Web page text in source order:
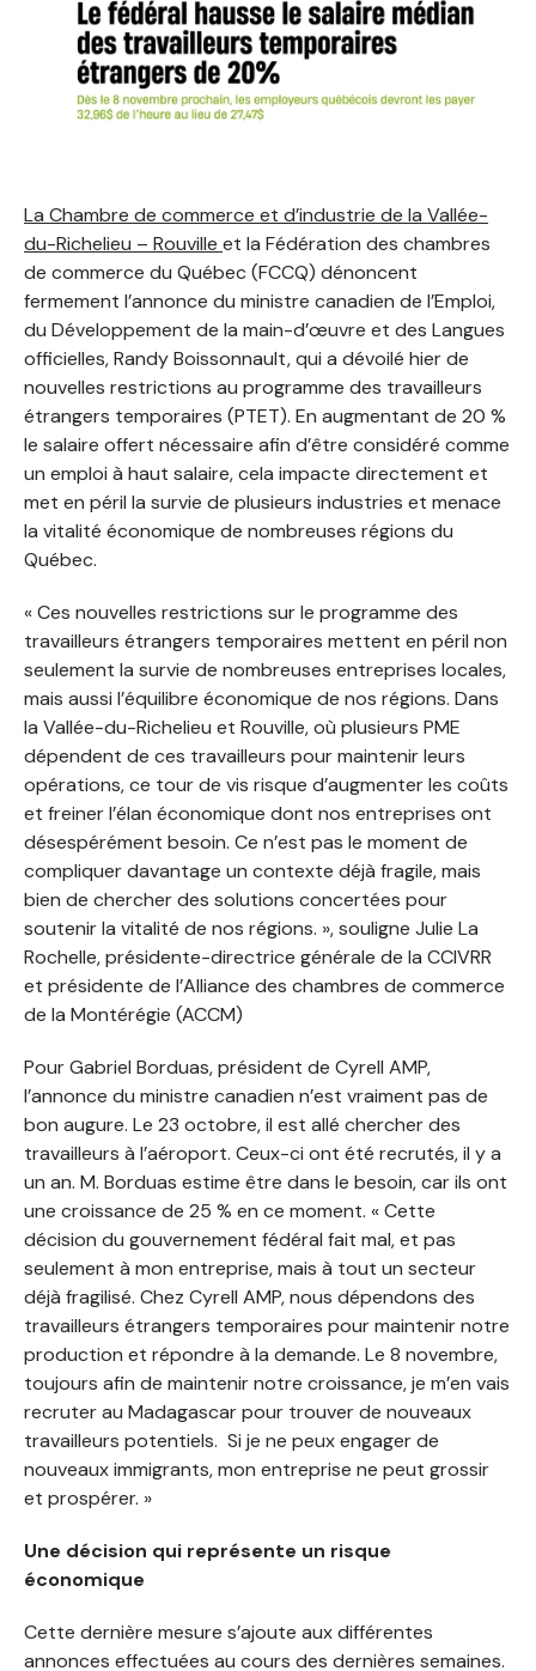
La Chambre de commerce et d’industrie de la Vallée-
du-Richelieu – Rouville et la Fédération des chambres
de commerce du Québec (FCCQ) dénoncent
fermement l’annonce du ministre canadien de l’Emploi,
du Développement de la main-d’œuvre et des Langues
officielles, Randy Boissonnault, qui a dévoilé hier de
nouvelles restrictions au programme des travailleurs
étrangers temporaires (PTET). En augmentant de 20 %
le salaire offert nécessaire afin d’être considéré comme
un emploi à haut salaire, cela impacte directement et
met en péril la survie de plusieurs industries et menace
la vitalité économique de nombreuses régions du
Québec.
« Ces nouvelles restrictions sur le programme des
travailleurs étrangers temporaires mettent en péril non
seulement la survie de nombreuses entreprises locales,
mais aussi l’équilibre économique de nos régions. Dans
la Vallée-du-Richelieu et Rouville, où plusieurs PME
dépendent de ces travailleurs pour maintenir leurs
opérations, ce tour de vis risque d’augmenter les coûts
et freiner l’élan économique dont nos entreprises ont
désespérément besoin. Ce n’est pas le moment de
compliquer davantage un contexte déjà fragile, mais
bien de chercher des solutions concertées pour
soutenir la vitalité de nos régions. », souligne Julie La
Rochelle, présidente-directrice générale de la CCIVRR
et présidente de l’Alliance des chambres de commerce
de la Montérégie (ACCM)
Pour Gabriel Borduas, président de Cyrell AMP,
l’annonce du ministre canadien n’est vraiment pas de
bon augure. Le 23 octobre, il est allé chercher des
travailleurs à l’aéroport. Ceux-ci ont été recrutés, il y a
un an. M. Borduas estime être dans le besoin, car ils ont
une croissance de 25 % en ce moment. « Cette
décision du gouvernement fédéral fait mal, et pas
seulement à mon entreprise, mais à tout un secteur
déjà fragilisé. Chez Cyrell AMP, nous dépendons des
travailleurs étrangers temporaires pour maintenir notre
production et répondre à la demande. Le 8 novembre,
toujours afin de maintenir notre croissance, je m’en vais
recruter au Madagascar pour trouver de nouveaux
travailleurs potentiels. Si je ne peux engager de
nouveaux immigrants, mon entreprise ne peut grossir
et prospérer. »
Une décision qui représente un risque
économique
Cette dernière mesure s’ajoute aux différentes
annonces effectuées au cours des dernières semaines.